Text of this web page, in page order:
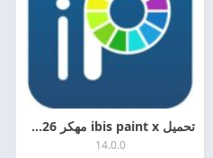
تحميل ibis paint x مهكر 2026 اخر اصدار
14.0.0